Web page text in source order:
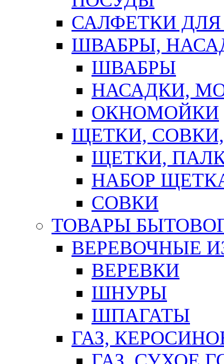
САЛФЕТКИ
ШВАБРЫ,
ШВАБРЫ
НАСАДКИ,
ОКНОМОЙКИ
ЩЕТКИ,
ЩЕТКИ,
НАБОР
СОВКИ
ТОВАРЫ
ВЕРЕВОЧНЫЕ
ВЕРЕВКИ
ШНУРЫ
ШПАГАТЫ
ГАЗ,